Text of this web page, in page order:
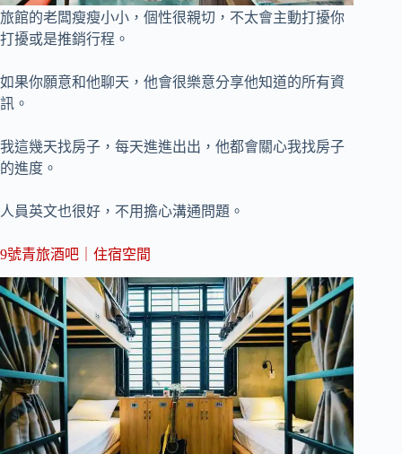
旅館的老闆瘦瘦小小，個性很親切，不太會主動打擾你
打擾或是推銷行程。
如果你願意和他聊天，他會很樂意分享他知道的所有資
訊。
我這幾天找房子，每天進進出出，他都會關心我找房子
的進度。
人員英文也很好，不用擔心溝通問題。
9號青旅酒吧｜住宿空間